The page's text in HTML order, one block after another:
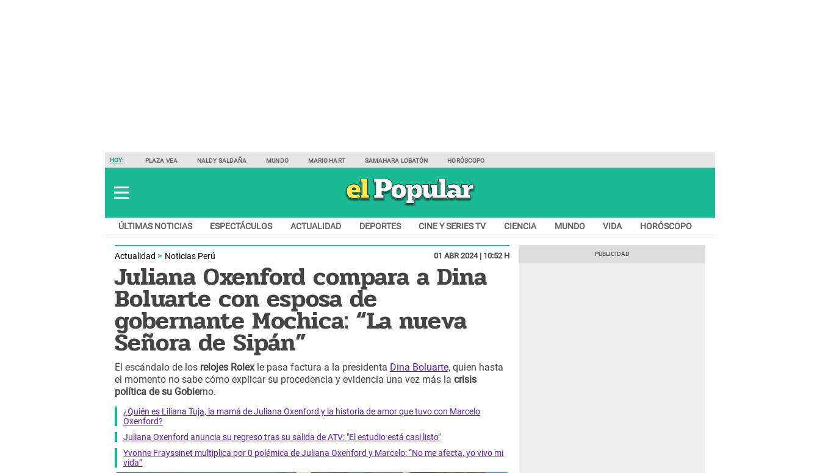
HOY: PLAZA VEA NALDY SALDAÑA MUNDO MARIO HART SAMAHARA LOBATÓN HORÓSCOPO
ÚLTIMAS NOTICIAS ESPECTÁCULOS ACTUALIDAD DEPORTES CINE Y SERIES TV CIENCIA MUNDO VIDA HORÓSCOPO
Actualidad Noticias Perú 01 ABR 2024 | 10:52 H
Juliana Oxenford compara a Dina
Boluarte con esposa de
gobernante Mochica: “La nueva
Señora de Sipán”
El escándalo de los relojes Rolex le pasa factura a la presidenta Dina Boluarte, quien hasta
el momento no sabe cómo explicar su procedencia y evidencia una vez más la crisis
política de su Gobierno.
¿Quién es Liliana Tuja, la mamá de Juliana Oxenford y la historia de amor que tuvo con Marcelo
Oxenford?
Juliana Oxenford anuncia su regreso tras su salida de ATV: "El estudio está casi listo"
Yvonne Frayssinet multiplica por 0 polémica de Juliana Oxenford y Marcelo: “No me afecta, yo vivo mi
vida”